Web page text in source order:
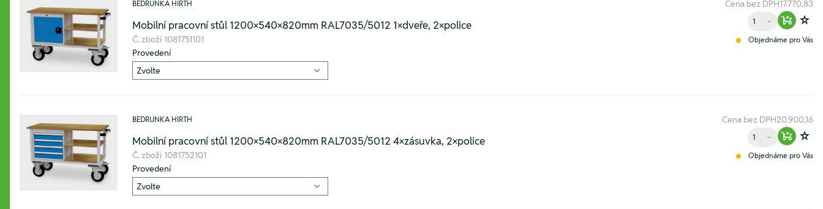
BEDRUNKA HIRTH
Mobilní pracovní stůl 1200×540×820mm RAL7035/5012 1×dveře, 2×police
Č. zboží 1081751101
Provedení
Cena bez DPH17.770,83
Množství
Zur
Objednáme pro Vás
BEDRUNKA HIRTH
Mobilní pracovní stůl 1200×540×820mm RAL7035/5012 4×zásuvka, 2×police
Č. zboží 1081752101
Provedení
Cena bez DPH20.900,16
Množství
Zur
Objednáme pro Vás